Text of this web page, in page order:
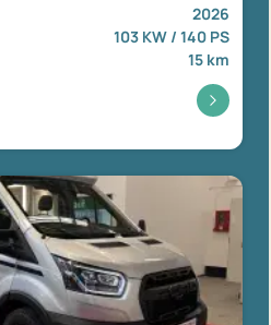
2026
103 KW / 140 PS
15 km